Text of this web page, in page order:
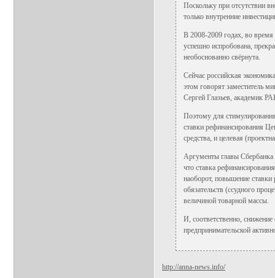
Поскольку при отсутствии
только внутренние
В 2008-2009 годах, во
успешно испробована,
необоснованно свёрнута.
Сейчас российская
этом говорят заместитель
Сергей Глазьев, академик
Поэтому для
ставки рефинансирования
средства, и целевая
Аргументы главы Сбербанка
что ставка
наоборот, повышение
обязательств (ссудного
величиной товарной массы.
И, соответственно,
предпринимательской
http://anna-news.info/